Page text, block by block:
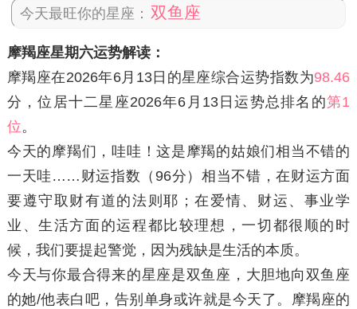
今天最旺你的星座： 双鱼座
摩羯座星期六运势解读：
摩羯座在2026年6月13日 的星座综合运势指数为98.46
分，位居十二星座2026年6月13日运势总排名的第1
位。
今天的摩羯们，哇哇！这是摩羯的姑娘们相当不错的
一天哇……财运指数（96分）相当不错，在财运方面
要遵守取财有道的法则耶；在爱情、财运、事业学
业、生活方面的运程都比较理想，一切都很顺的时
候，我们要提起警觉，因为残缺是生活的本质。
今天与你最合得来的星座是双鱼座，大胆地向双鱼座
的她/他表白吧，告别单身或许就是今天了。摩羯座的